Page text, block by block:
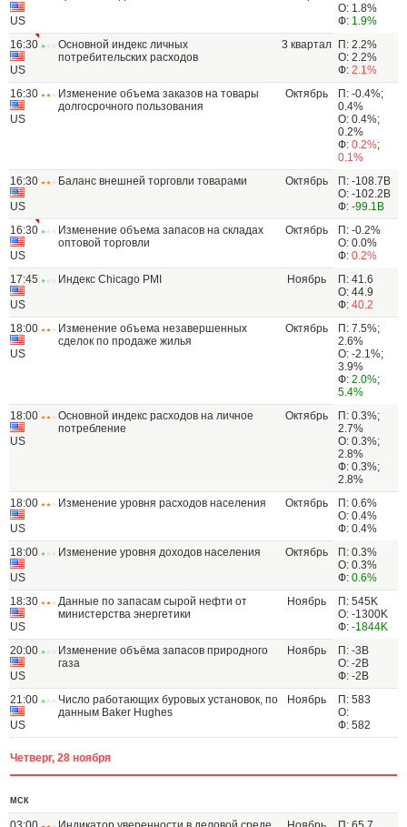
US
О: 1.8%
Ф: 1.9%
16:30
US
Основной индекс личных
потребительских расходов
3 квартал
П: 2.2%
О: 2.2%
Ф: 2.1%
16:30
US
Изменение объема заказов на товары
долгосрочного пользования
Октябрь
П: -0.4%;
0.4%
О: 0.4%;
0.2%
Ф: 0.2%;
0.1%
16:30
US
Баланс внешней торговли товарами Октябрь
П: -108.7B
О: -102.2B
Ф: -99.1B
16:30
US
Изменение объема запасов на складах
оптовой торговли
Октябрь
П: -0.2%
О: 0.0%
Ф: 0.2%
17:45
US
Индекс Chicago PMI Ноябрь
П: 41.6
О: 44.9
Ф: 40.2
18:00
US
Изменение объема незавершенных
сделок по продаже жилья
Октябрь
П: 7.5%;
2.6%
О: -2.1%;
3.9%
Ф: 2.0%;
5.4%
18:00
US
Основной индекс расходов на личное
потребление
Октябрь
П: 0.3%;
2.7%
О: 0.3%;
2.8%
Ф: 0.3%;
2.8%
18:00
US
Изменение уровня расходов населения Октябрь
П: 0.6%
О: 0.4%
Ф: 0.4%
18:00
US
Изменение уровня доходов населения Октябрь
П: 0.3%
О: 0.3%
Ф: 0.6%
18:30
US
Данные по запасам сырой нефти от
министерства энергетики
Ноябрь
П: 545K
О: -1300K
Ф: -1844K
20:00
US
Изменение объёма запасов природного
газа
Ноябрь
П: -3B
О: -2B
Ф: -2B
21:00
US
Число работающих буровых установок, по
данным Baker Hughes
Ноябрь
П: 583
О:
Ф: 582
Четверг, 28 ноября
МСК